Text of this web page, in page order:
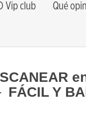
Vip club Qué
FÁCIL Y